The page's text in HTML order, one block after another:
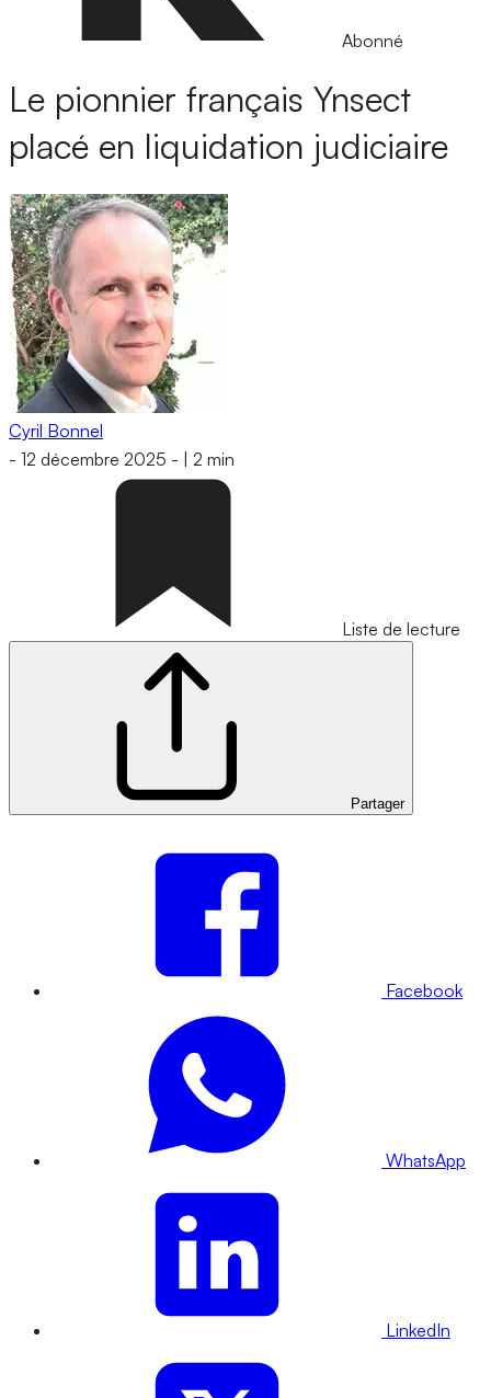
Abonné
Le pionnier français Ynsect
placé en liquidation judiciaire
Cyril Bonnel
- 12 décembre 2025 - 2 min
Liste de lecture
Partager
Facebook
WhatsApp
LinkedIn